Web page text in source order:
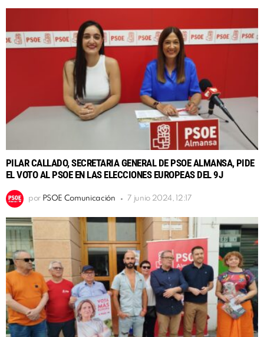
PILAR CALLADO, SECRETARIA GENERAL DE PSOE ALMANSA, PIDE
EL VOTO AL PSOE EN LAS ELECCIONES EUROPEAS DEL 9J
por PSOE Comunicación 7 junio 2024, 12:17